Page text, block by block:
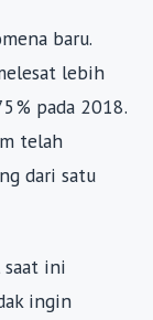
baru.
lebih
pada 2018.
telah
dari satu
ini
ingin